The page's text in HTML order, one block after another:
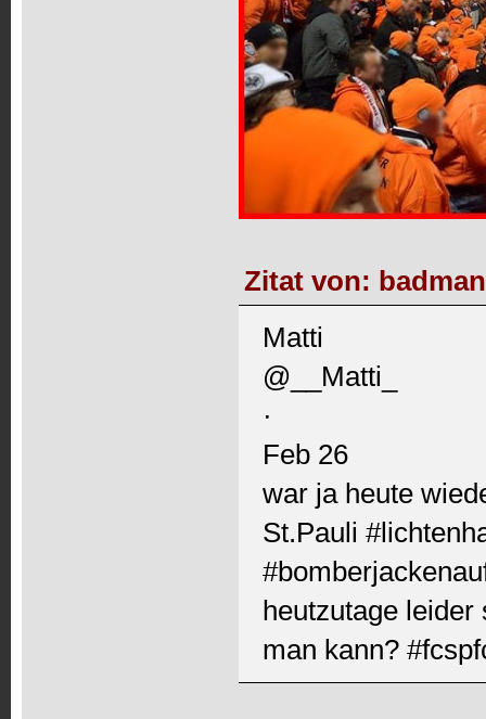
Zitat von:
Matti
@__Matti_
·
Feb 26
war ja heute
St.Pauli
heutzutage leider
man kann?